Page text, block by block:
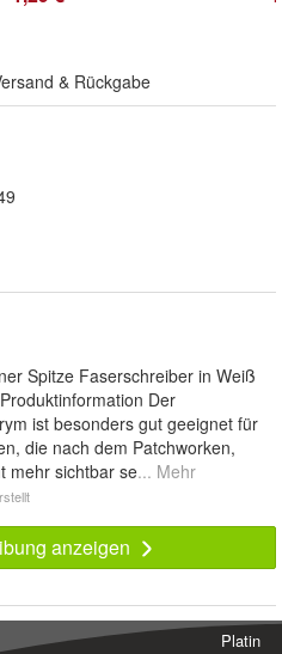
& Rückgabe
Spitze Faserschreiber in Weiß
Der
ist besonders gut geeignet für
die nach dem Patchworken,
mehr sichtbar se... Mehr
anzeigen
Platin